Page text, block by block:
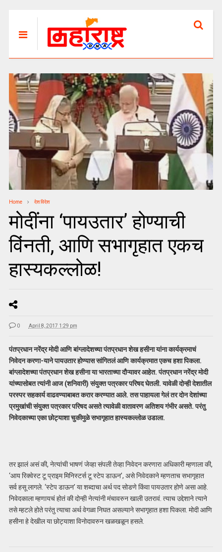
Home देश विदेश
मोदींना ‘पायउतार’ होण्याची
विंनती, आणि सभागृहात एकच
हास्यकल्लोळ!
0 April 8, 2017 1:29 pm
पंतप्रधान नरेंद्र मोदी आणि बांग्लादेशच्या पंतप्रधान शेख हसीना यांना कार्यक्रमाचं
निवेदन करणा-याने पायउतार होण्यास सांगितलं आणि कार्यक्रमात एकच हशा पिकला.
बांग्लादेशच्या पंतप्रधान शेख हसीना या भारताच्या दौऱ्यावर आहेत. पंतप्रधान नरेंद्र मोदी
यांच्यासोबत त्यांनी आज (शनिवारी) संयुक्त पत्रकार परिषद घेतली. यावेळी दोन्ही देशातील
परस्पर सहकार्य वाढवण्याबाबत करार करण्यात आले. तस पाहायला गेलं तर दोन देशांच्या
प्रमुखांची संयुक्त पत्रकार परिषद असते त्यावेळी वातावरण अतिशय गंभीर असते. परंतु
निवेदकाच्या एका छोट्याशा चुकीमुळे सभागृहात हास्यकल्लोळ उडाला.
तर झालं असं की, नेत्यांची भाषणं जेव्हा संपली तेव्हा निवेदन करणारा अधिकारी म्हणाला की,
‘आय रिक्वेस्ट टू प्राइम मिनिस्टर्स टू स्टेप डाऊन’, असे निवेदकाने म्हणताच सभागृहात
सर्व हसू लागले. ‘स्टेप डाऊन’ या शब्दाचा अर्थ पद सोडणे किंवा पायउतार होणे असा आहे.
निवेदकाला म्हणायचं होतं की दोन्ही नेत्यांनी मंचावरुन खाली उतरावं. त्याच उद्देशाने त्याने
तसे म्हटले होते परंतु त्याचा अर्थ वेगळा निघत असल्याने सभागृहात हशा पिकला. मोदी आणि
हसीना हे देखील या छोट्याशा विनोदावरुन खळखळून हसले.